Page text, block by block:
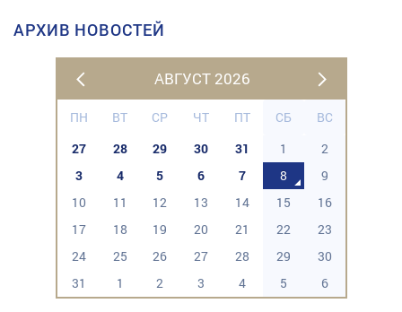
АРХИВ НОВОСТЕЙ
АВГУСТ 2026
ПН ВТ СР ЧТ ПТ СБ
ВС
27
28 29 30 31 1
2
3
4 5 6 7 8
9
10
11 12 13 14 15
16
17
18 19 20 21 22
23
24
25 26 27 28 29
30
31
1 2 3 4 5 6